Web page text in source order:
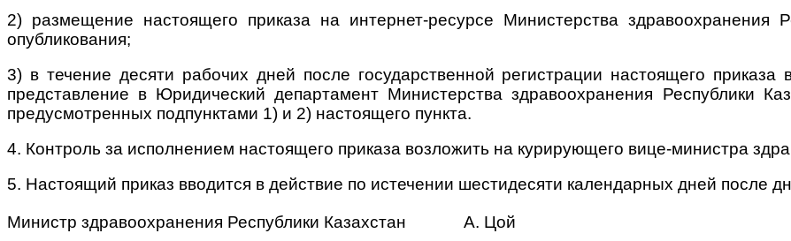
2) размещение настоящего приказа на интернет-ресурсе Министерства здравоохранения
опубликования;
3) в течение десяти рабочих дней после государственной регистрации настоящего
представление в Юридический департамент Министерства здравоохранения Республики
предусмотренных подпунктами 1) и 2) настоящего пункта.
4. Контроль за исполнением настоящего приказа возложить на курирующего вице-министра
5. Настоящий приказ вводится в действие по истечении шестидесяти календарных дней после
Министр здравоохранения Республики Казахстан А. Цой